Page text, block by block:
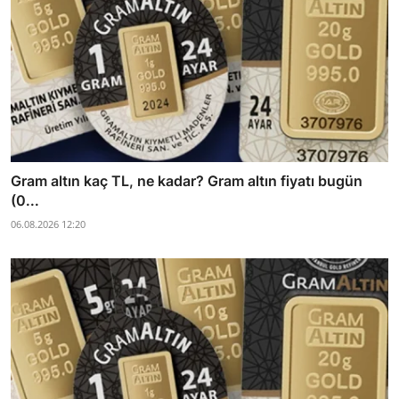
Gram altın kaç TL, ne kadar? Gram altın fiyatı bugün
(0...
06.08.2026 12:20